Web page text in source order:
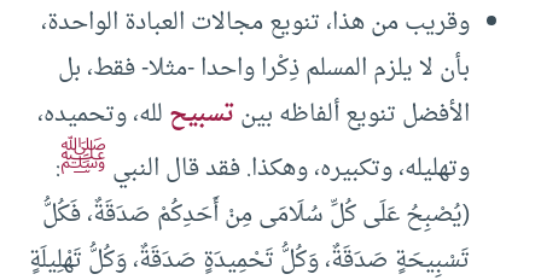
وقريب من هذا، تنويع مجالات العبادة الواحدة،
بأن لا يلزم المسلم ذِكْرا واحدا -مثلا- فقط، بل
الأفضل تنويع ألفاظه بينتسبيحلله، وتحميده،
وتهليله، وتكبيره، وهكذا. فقد قال النبيﷺ:
(يُصْبِحُ عَلَى كُلِّ سُلَامَى مِنْ أَحَدِكُمْ صَدَقَةٌ، فَكُلُّ
تَسْبِيحَةٍ صَدَقَةٌ، وَكُلُّ تَحْمِيدَةٍ صَدَقَةٌ، وَكُلُّ تَهْلِيلَةٍ